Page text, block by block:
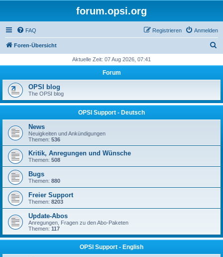
forum.opsi.org
FAQ Anmelden
Registrieren
Foren-Übersicht
h
Aktuelle Zeit: 07 Aug 2026, 07:41
Forum
OPSI blog
The OPSI blog
OPSI Support - Deutsch
News
Neuigkeiten und Ankündigungen
Themen: 536
Kritik, Anregungen und Wünsche
Themen: 508
Bugs
Themen: 880
Freier Support
Themen: 8203
Update-Abos
Anregungen, Fragen zu den Abo-Paketen
Themen: 117
OPSI Support - English